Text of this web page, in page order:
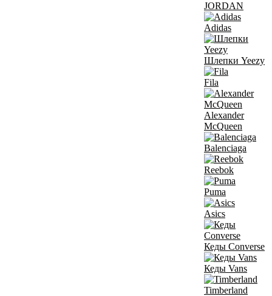
JORDAN
Adidas
Шлепки Yeezy
Fila
Alexander
McQueen
Balenciaga
Reebok
Puma
Asics
Кеды Converse
Кеды Vans
Timberland